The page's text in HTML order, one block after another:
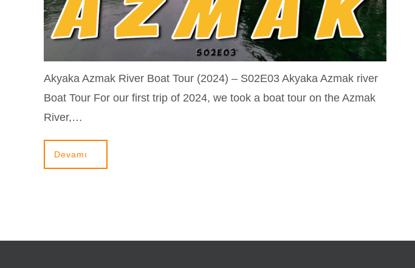
Akyaka Azmak River Boat Tour (2024) – S02E03 Akyaka Azmak river
Boat Tour For our first trip of 2024, we took a boat tour on the Azmak
River,…
Devamı